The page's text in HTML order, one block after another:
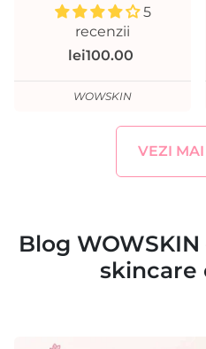
5
recenzii
lei100.00
WOWSKIN
VEZI
Blog
skincare